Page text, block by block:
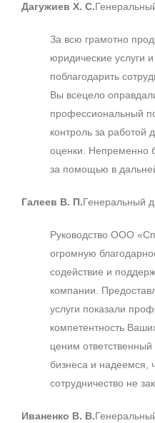
Дагужиев Х. С.
За всю грамотно
юридические услуги
поблагодарить
Вы всецело
профессиональный
контроль за работой
оценки. Непременно
за помощью в
Галеев В. П.Генеральный
Руководство ООО
огромную
содействие и
компании.
услуги показали
компетентность
ценим
бизнеса и надеемся,
сотрудничество не
Иваненко В. В.